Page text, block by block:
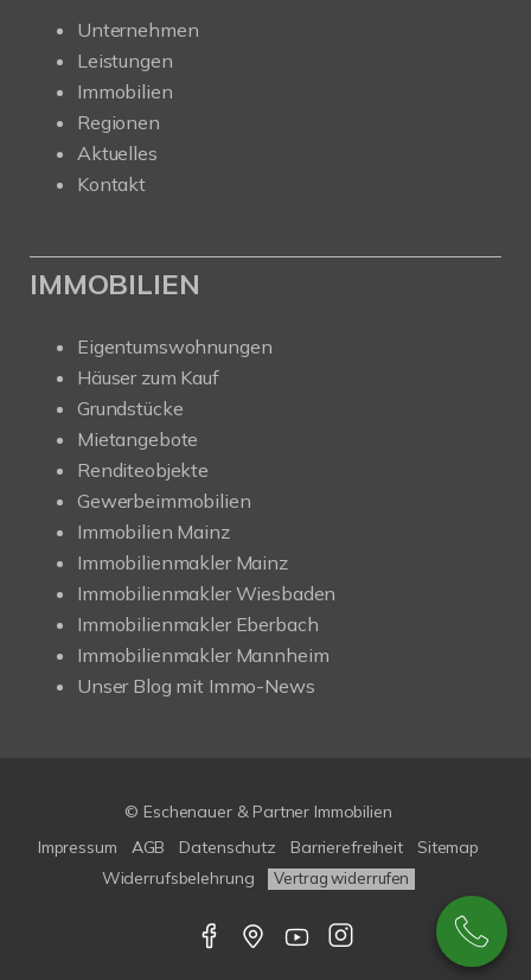
Unternehmen
Leistungen
Immobilien
Regionen
Aktuelles
Kontakt
IMMOBILIEN
Eigentumswohnungen
Häuser zum Kauf
Grundstücke
Mietangebote
Renditeobjekte
Gewerbeimmobilien
Immobilien Mainz
Immobilienmakler Mainz
Immobilienmakler Wiesbaden
Immobilienmakler Eberbach
Immobilienmakler Mannheim
Unser Blog mit Immo-News
© Eschenauer & Partner Immobilien
Impressum
AGB Datenschutz Barrierefreiheit
Sitemap
Widerrufsbelehrung
Vertrag widerrufen